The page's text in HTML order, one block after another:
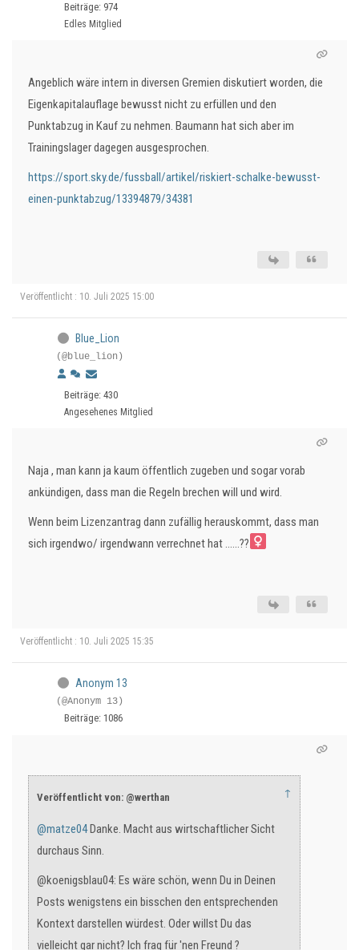
Beiträge: 974
Edles Mitglied
Angeblich wäre intern in diversen Gremien diskutiert worden, die
Eigenkapitalauflage bewusst nicht zu erfüllen und den
Punktabzug in Kauf zu nehmen. Baumann hat sich aber im
Trainingslager dagegen ausgesprochen.
https://sport.sky.de/fussball/artikel/riskiert-schalke-bewusst-
einen-punktabzug/13394879/34381
Veröffentlicht : 10. Juli 2025 15:00
Blue_Lion
(@blue_lion)
Beiträge: 430
Angesehenes Mitglied
Naja , man kann ja kaum öffentlich zugeben und sogar vorab
ankündigen, dass man die Regeln brechen will und wird.
Wenn beim Lizenzantrag dann zufällig herauskommt, dass man
sich irgendwo/ irgendwann verrechnet hat ......??‍
Veröffentlicht : 10. Juli 2025 15:35
Anonym 13
(@Anonym 13)
Beiträge: 1086
Veröffentlicht von: @werthan ↑
@matze04Danke. Macht aus wirtschaftlicher Sicht
durchaus Sinn.
@koenigsblau04: Es wäre schön, wenn Du in Deinen
Posts wenigstens ein bisschen den entsprechenden
Kontext darstellen würdest. Oder willst Du das
vielleicht gar nicht? Ich frag für 'nen Freund ?